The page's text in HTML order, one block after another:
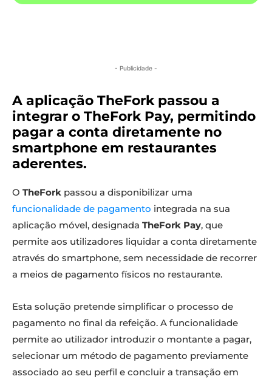
- Publicidade -
A aplicação TheFork passou a
integrar o TheFork Pay, permitindo
pagar a conta diretamente no
smartphone em restaurantes
aderentes.
O TheFork passou a disponibilizar uma
funcionalidade de pagamento integrada na sua
aplicação móvel, designada TheFork Pay, que
permite aos utilizadores liquidar a conta diretamente
através do smartphone, sem necessidade de recorrer
a meios de pagamento físicos no restaurante.
Esta solução pretende simplificar o processo de
pagamento no final da refeição. A funcionalidade
permite ao utilizador introduzir o montante a pagar,
selecionar um método de pagamento previamente
associado ao seu perfil e concluir a transação em